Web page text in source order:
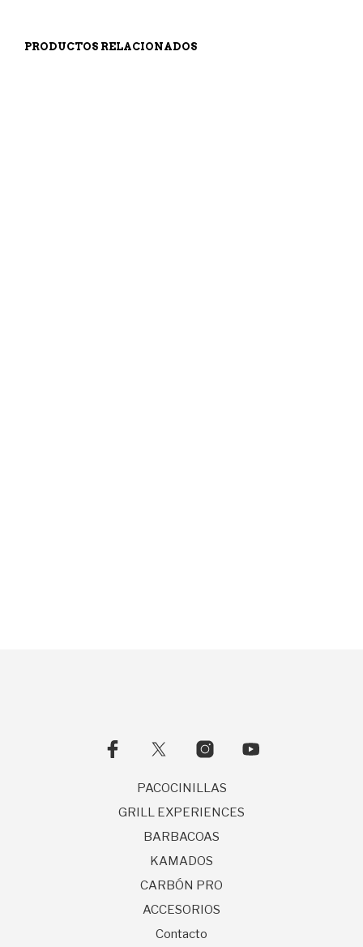
PRODUCTOS RELACIONADOS
PACOCINILLAS
GRILL EXPERIENCES
BARBACOAS
KAMADOS
CARBÓN PRO
ACCESORIOS
Contacto